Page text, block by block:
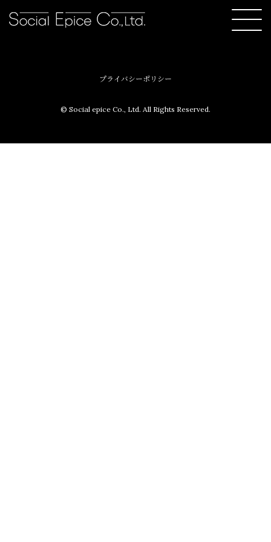
プライバシーポリシー
© Social epice Co., Ltd. All Rights Reserved.